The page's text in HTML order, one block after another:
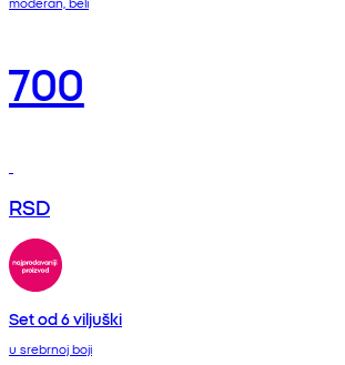
700
RSD
Set od 6 viljuški
u srebrnoj boji